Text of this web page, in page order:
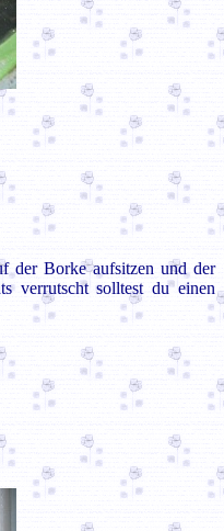
der Borke aufsitzen und der
verrutscht solltest du einen